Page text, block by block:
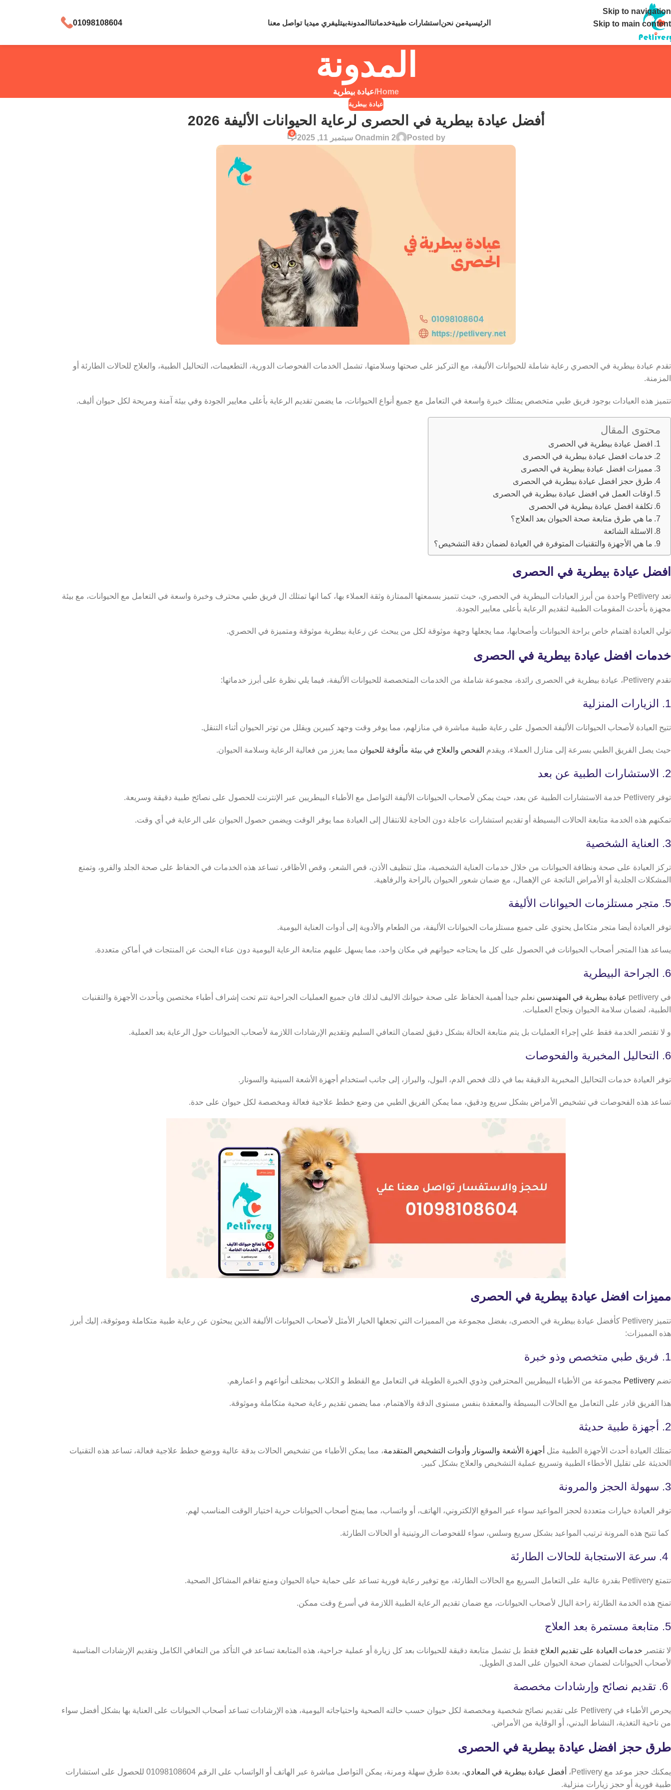
Skip to navigation
Skip to main content
الرئيسيةمن نحن استشارات طبيةخدماتنا المدونةبيتليفري ميدياتواصل معنا 01098108604
المدونة
Home
/عيادة بيطرية
عيادة بيطرية
أفضل عيادة بيطرية في الحصرى لرعاية الحيوانات الأليفة 2026
Posted by
admin 2On سبتمبر 11, 2025
0
تقدم عيادة بيطرية في الحصري رعاية شاملة للحيوانات الأليفة، مع التركيز على صحتها وسلامتها، تشمل الخدمات الفحوصات الدورية، التطعيمات، التحاليل الطبية، والعلاج للحالات الطارئة أو
المزمنة.
تتميز هذه العيادات بوجود فريق طبي متخصص يمتلك خبرة واسعة في التعامل مع جميع أنواع الحيوانات، ما يضمن تقديم الرعاية بأعلى معايير الجودة وفي بيئة آمنة ومريحة لكل حيوان أليف.
محتوى المقال
افضل عيادة بيطرية في الحصرى
خدمات افضل عيادة بيطرية في الحصرى
مميزات افضل عيادة بيطرية في الحصرى
طرق حجز افضل عيادة بيطرية في الحصرى
اوقات العمل في افضل عيادة بيطرية في الحصرى
تكلفة افضل عيادة بيطرية في الحصرى
ما هي طرق متابعة صحة الحيوان بعد العلاج؟
الاسئلة الشائعة
ما هي الأجهزة والتقنيات المتوفرة في العيادة لضمان دقة التشخيص؟
افضل عيادة بيطرية في الحصرى
تعد Petlivery واحدة من أبرز العيادات البيطرية في الحصري، حيث تتميز بسمعتها الممتازة وثقة العملاء بها، كما انها تمتلك ال فريق طبي محترف وخبرة واسعة في التعامل مع الحيوانات، مع بيئة
مجهزة بأحدث المقومات الطبية لتقديم الرعاية بأعلى معايير الجودة.
تولي العيادة اهتمام خاص براحة الحيوانات وأصحابها، مما يجعلها وجهة موثوقة لكل من يبحث عن رعاية بيطرية موثوقة ومتميزة في الحصري.
خدمات افضل عيادة بيطرية في الحصرى
تقدم Petlivery، عيادة بيطرية في الحصرى رائدة، مجموعة شاملة من الخدمات المتخصصة للحيوانات الأليفة، فيما يلي نظرة على أبرز خدماتها:
1. الزيارات المنزلية
تتيح العيادة لأصحاب الحيوانات الأليفة الحصول على رعاية طبية مباشرة في منازلهم، مما يوفر وقت وجهد كبيرين ويقلل من توتر الحيوان أثناء التنقل.
حيث يصل الفريق الطبي بسرعة إلى منازل العملاء، ويقدم الفحص والعلاج في بيئة مألوفة للحيوان مما يعزز من فعالية الرعاية وسلامة الحيوان.
2. الاستشارات الطبية عن بعد
توفر Petlivery خدمة الاستشارات الطبية عن بعد، حيث يمكن لأصحاب الحيوانات الأليفة التواصل مع الأطباء البيطريين عبر الإنترنت للحصول على نصائح طبية دقيقة وسريعة.
تمكنهم هذه الخدمة متابعة الحالات البسيطة أو تقديم استشارات عاجلة دون الحاجة للانتقال إلى العيادة مما يوفر الوقت ويضمن حصول الحيوان على الرعاية في أي وقت.
3. العناية الشخصية
تركز العيادة على صحة ونظافة الحيوانات من خلال خدمات العناية الشخصية، مثل تنظيف الأذن، قص الشعر، وقص الأظافر، تساعد هذه الخدمات في الحفاظ على صحة الجلد والفرو، وتمنع
المشكلات الجلدية أو الأمراض الناتجة عن الإهمال، مع ضمان شعور الحيوان بالراحة والرفاهية.
5. متجر مستلزمات الحيوانات الأليفة
توفر العيادة أيضا متجر متكامل يحتوي على جميع مستلزمات الحيوانات الأليفة، من الطعام والأدوية إلى أدوات العناية اليومية.
يساعد هذا المتجر أصحاب الحيوانات في الحصول على كل ما يحتاجه حيوانهم في مكان واحد، مما يسهل عليهم متابعة الرعاية اليومية دون عناء البحث عن المنتجات في أماكن متعددة.
6. الجراحة البيطرية
في petlivery عيادة بيطرية في المهندسين نعلم جيدا أهمية الحفاظ على صحة حيوانك الاليف لذلك فان جميع العمليات الجراحية تتم تحت إشراف أطباء مختصين وبأحدث الأجهزة والتقنيات
الطبية، لضمان سلامة الحيوان ونجاح العمليات.
و لا تقتصر الخدمة فقط علي إجراء العمليات بل يتم متابعة الحالة بشكل دقيق لضمان التعافي السليم وتقديم الإرشادات اللازمة لأصحاب الحيوانات حول الرعاية بعد العملية.
6. التحاليل المخبرية والفحوصات
توفر العيادة خدمات التحاليل المخبرية الدقيقة بما في ذلك فحص الدم، البول، والبراز، إلى جانب استخدام أجهزة الأشعة السينية والسونار.
تساعد هذه الفحوصات في تشخيص الأمراض بشكل سريع ودقيق، مما يمكن الفريق الطبي من وضع خطط علاجية فعالة ومخصصة لكل حيوان على حدة.
مميزات افضل عيادة بيطرية في الحصرى
تتميز Petlivery كأفضل عيادة بيطرية في الحصرى، بفضل مجموعة من المميزات التي تجعلها الخيار الأمثل لأصحاب الحيوانات الأليفة الذين يبحثون عن رعاية طبية متكاملة وموثوقة، إليك أبرز
هذه المميزات:
1. فريق طبي متخصص وذو خبرة
تضم Petlivery مجموعة من الأطباء البيطريين المحترفين وذوي الخبرة الطويلة في التعامل مع القطط و الكلاب بمختلف أنواعهم و اعمارهم.
هذا الفريق قادر على التعامل مع الحالات البسيطة والمعقدة بنفس مستوى الدقة والاهتمام، مما يضمن تقديم رعاية صحية متكاملة وموثوقة.
2. أجهزة طبية حديثة
تمتلك العيادة أحدث الأجهزة الطبية مثل أجهزة الأشعة والسونار وأدوات التشخيص المتقدمة، مما يمكن الأطباء من تشخيص الحالات بدقة عالية ووضع خطط علاجية فعالة، تساعد هذه التقنيات
الحديثة على تقليل الأخطاء الطبية وتسريع عملية التشخيص والعلاج بشكل كبير.
3. سهولة الحجز والمرونة
توفر العيادة خيارات متعددة لحجز المواعيد سواء عبر الموقع الإلكتروني، الهاتف، أو واتساب، مما يمنح أصحاب الحيوانات حرية اختيار الوقت المناسب لهم.
كما تتيح هذه المرونة ترتيب المواعيد بشكل سريع وسلس، سواء للفحوصات الروتينية أو الحالات الطارئة.
تتمتع Petlivery بقدرة عالية على التعامل السريع مع الحالات الطارئة، مع توفير رعاية فورية تساعد على حماية حياة الحيوان ومنع تفاقم المشاكل الصحية.
تمنح هذه الخدمة الطارئة راحة البال لأصحاب الحيوانات، مع ضمان تقديم الرعاية الطبية اللازمة في أسرع وقت ممكن.
5. متابعة مستمرة بعد العلاج
لا تقتصر خدمات العيادة على تقديم العلاج فقط بل تشمل متابعة دقيقة للحيوانات بعد كل زيارة أو عملية جراحية، هذه المتابعة تساعد في التأكد من التعافي الكامل وتقديم الإرشادات المناسبة
لأصحاب الحيوانات لضمان صحة الحيوان على المدى الطويل.
يحرص الأطباء في Petlivery على تقديم نصائح شخصية ومخصصة لكل حيوان حسب حالته الصحية واحتياجاته اليومية، هذه الإرشادات تساعد أصحاب الحيوانات على العناية بها بشكل أفضل سواء
من ناحية التغذية، النشاط البدني، أو الوقاية من الأمراض.
طرق حجز افضل عيادة بيطرية في الحصرى
يمكنك حجز موعد مع Petlivery، أفضل عيادة بيطرية في المعادي
، بعدة طرق سهلة ومرنة، يمكن التواصل مباشرة عبر الهاتف أو الواتساب على الرقم 01098108604 للحصول على استشارات
طبية فورية أو حجز زيارات منزلية.